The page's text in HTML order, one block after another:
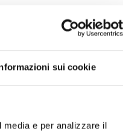
sui cookie
e per analizzare il
rete.